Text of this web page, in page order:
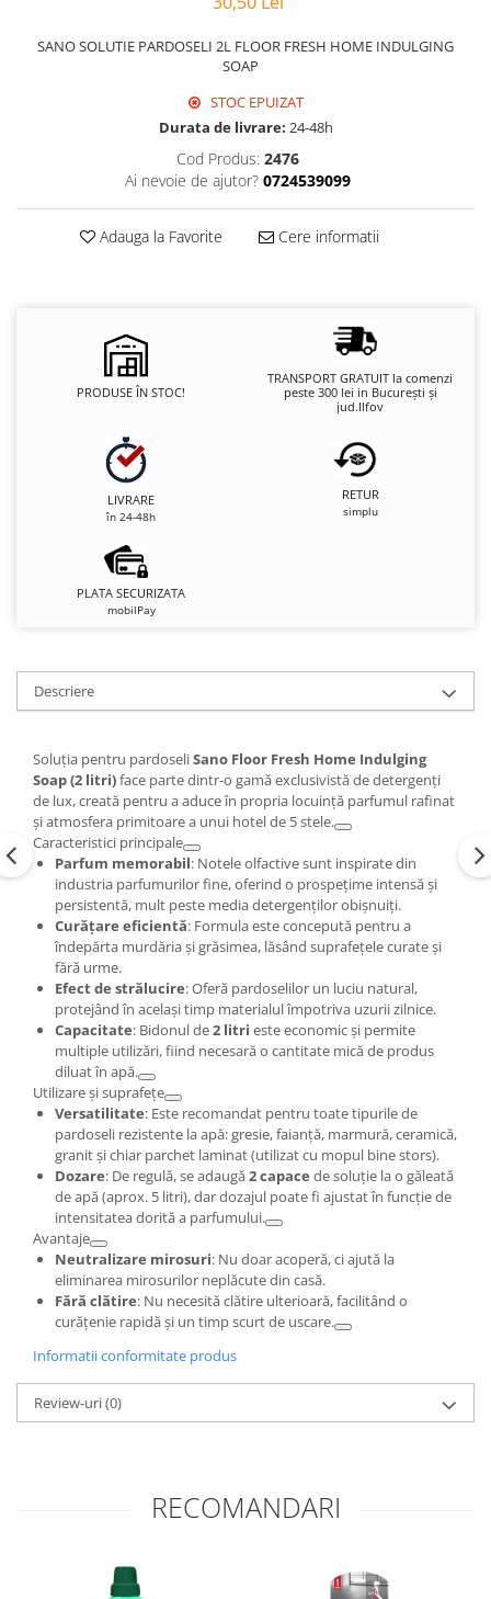
SANO SOLUTIE PARDOSELI 2L FLOOR FRESH HOME INDULGING
SOAP
STOC EPUIZAT
Durata de livrare: 24-48h
Cod Produs: 2476
Ai nevoie de ajutor? 0724539099
Adauga la Favorite Cere informatii
PRODUSE ÎN STOC!
TRANSPORT GRATUIT la comenzi
peste 300 lei in București și
jud.Ilfov
LIVRARE
în 24-48h
RETUR
simplu
PLATA SECURIZATA
mobilPay
Descriere
Soluția pentru pardoseliSano Floor Fresh Home Indulging
Soap (2 litri)face parte dintr-o gamă exclusivistă de detergenți
de lux, creată pentru a aduce în propria locuință parfumul rafinat
și atmosfera primitoare a unui hotel de 5 stele.
Caracteristici principale
Parfum memorabil: Notele olfactive sunt inspirate din
industria parfumurilor fine, oferind o prospețime intensă și
persistentă, mult peste media detergenților obișnuiți.
Curățare eficientă: Formula este concepută pentru a
îndepărta murdăria și grăsimea, lăsând suprafețele curate și
fără urme.
Efect de strălucire: Oferă pardoselilor un luciu natural,
protejând în același timp materialul împotriva uzurii zilnice.
Capacitate: Bidonul de2 litri este economic și permite
multiple utilizări, fiind necesară o cantitate mică de produs
diluat în apă.
Utilizare și suprafețe
Versatilitate: Este recomandat pentru toate tipurile de
pardoseli rezistente la apă: gresie, faianță, marmură, ceramică,
granit și chiar parchet laminat (utilizat cu mopul bine stors).
Dozare: De regulă, se adaugă2 capace de soluție la o găleată
de apă (aprox. 5 litri), dar dozajul poate fi ajustat în funcție de
intensitatea dorită a parfumului.
Avantaje
Neutralizare mirosuri: Nu doar acoperă, ci ajută la
eliminarea mirosurilor neplăcute din casă.
Fără clătire: Nu necesită clătire ulterioară, facilitând o
curățenie rapidă și un timp scurt de uscare.
Informatii conformitate produs
Review-uri(0)
RECOMANDARI